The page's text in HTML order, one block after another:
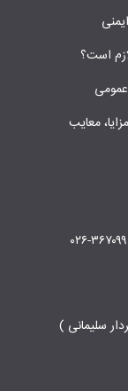
است؟
عمومی
معایب
سلیمانی )